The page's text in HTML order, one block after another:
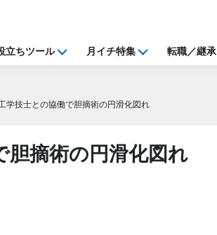
立ちツール 月イチ特集 転職／継承
学技士との協働で胆摘術の円滑化図れ
胆摘術の円滑化図れ